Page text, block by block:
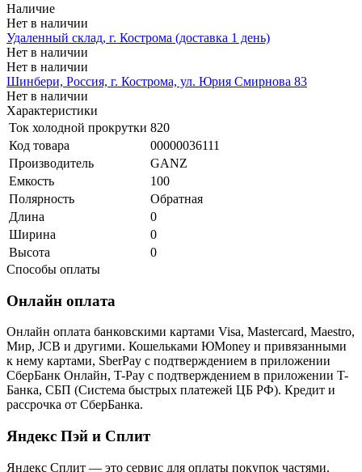
Наличие
Нет в наличии
Удаленный склад, г. Кострома (доставка 1 день)
Нет в наличии
Нет в наличии
Шинбери, Россия, г. Кострома, ул. Юрия Смирнова 83
Нет в наличии
Характеристики
Ток холодной прокрутки 820
Код товара
00000036111
Производитель
GANZ
Емкость
100
Полярность
Обратная
Длина
0
Ширина
0
Высота
0
Способы оплаты
Онлайн оплата
Онлайн оплата банковскими картами Visa, Mastercard, Maestro,
Мир, JCB и другими. Кошельками ЮMoney и привязанными
к нему картами, SberPay с подтверждением в приложении
СберБанк Онлайн, T-Pay с подтверждением в приложении T-
Банка, СБП (Система быстрых платежей ЦБ РФ). Кредит и
рассрочка от СберБанка.
Яндекс Пэй и Сплит
Яндекс Cплит — это сервис для оплаты покупок частями.